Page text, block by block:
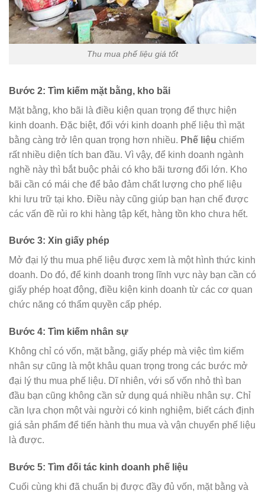
Thu mua phế liệu giá tốt
Bước 2: Tìm kiếm mặt bằng, kho bãi
Mặt bằng, kho bãi là điều kiện quan trọng để thực hiện
kinh doanh. Đặc biệt, đối với kinh doanh phế liệu thì mặt
bằng càng trở lên quan trọng hơn nhiều. Phế liệu chiếm
rất nhiều diện tích ban đầu. Vì vậy, để kinh doanh ngành
nghề này thì bắt buộc phải có kho bãi tương đối lớn. Kho
bãi cần có mái che để bảo đảm chất lượng cho phế liệu
khi lưu trữ tại kho. Điều này cũng giúp bạn hạn chế được
các vấn đề rủi ro khi hàng tập kết, hàng tồn kho chưa hết.
Bước 3: Xin giấy phép
Mở đại lý thu mua phế liệu được xem là một hình thức kinh
doanh. Do đó, để kinh doanh trong lĩnh vực này bạn cần có
giấy phép hoạt động, điều kiện kinh doanh từ các cơ quan
chức năng có thẩm quyền cấp phép.
Bước 4: Tìm kiếm nhân sự
Không chỉ có vốn, mặt bằng, giấy phép mà việc tìm kiếm
nhân sự cũng là một khâu quan trọng trong các bước mở
đại lý thu mua phế liệu. Dĩ nhiên, với số vốn nhỏ thì ban
đầu bạn cũng không cần sử dụng quá nhiều nhân sự. Chỉ
cần lựa chọn một vài người có kinh nghiệm, biết cách định
giá sản phẩm để tiến hành thu mua và vận chuyển phế liệu
là được.
Bước 5: Tìm đối tác kinh doanh phế liệu
Cuối cùng khi đã chuẩn bị được đầy đủ vốn, mặt bằng và